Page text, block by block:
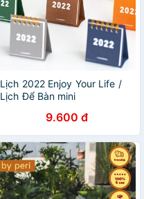
Lịch 2022 Enjoy Your Life /
Lịch Để Bàn mini
9.600 đ